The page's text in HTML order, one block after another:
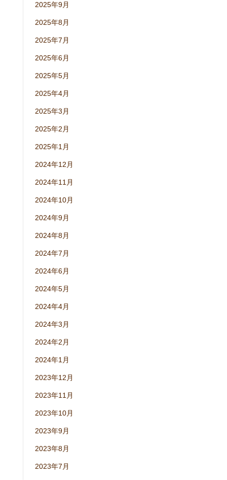
2025年9月
2025年8月
2025年7月
2025年6月
2025年5月
2025年4月
2025年3月
2025年2月
2025年1月
2024年12月
2024年11月
2024年10月
2024年9月
2024年8月
2024年7月
2024年6月
2024年5月
2024年4月
2024年3月
2024年2月
2024年1月
2023年12月
2023年11月
2023年10月
2023年9月
2023年8月
2023年7月